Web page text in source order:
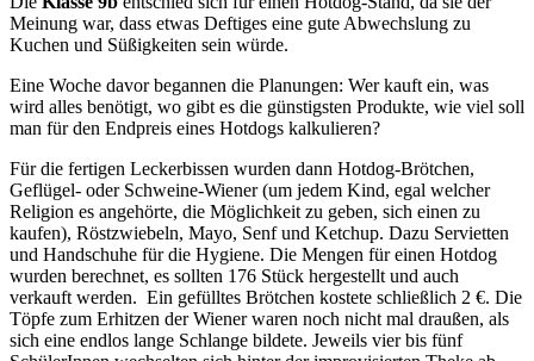
Meinung war, dass etwas Deftiges eine gute Abwechslung zu
Kuchen und Süßigkeiten sein würde.
Eine Woche davor begannen die Planungen: Wer kauft ein, was
wird alles benötigt, wo gibt es die günstigsten Produkte, wie viel soll
man für den Endpreis eines Hotdogs kalkulieren?
Für die fertigen Leckerbissen wurden dann Hotdog-Brötchen,
Geflügel- oder Schweine-Wiener (um jedem Kind, egal welcher
Religion es angehörte, die Möglichkeit zu geben, sich einen zu
kaufen), Röstzwiebeln, Mayo, Senf und Ketchup. Dazu Servietten
und Handschuhe für die Hygiene. Die Mengen für einen Hotdog
wurden berechnet, es sollten 176 Stück hergestellt und auch
verkauft werden. Ein gefülltes Brötchen kostete schließlich 2 €. Die
Töpfe zum Erhitzen der Wiener waren noch nicht mal draußen, als
sich eine endlos lange Schlange bildete. Jeweils vier bis fünf